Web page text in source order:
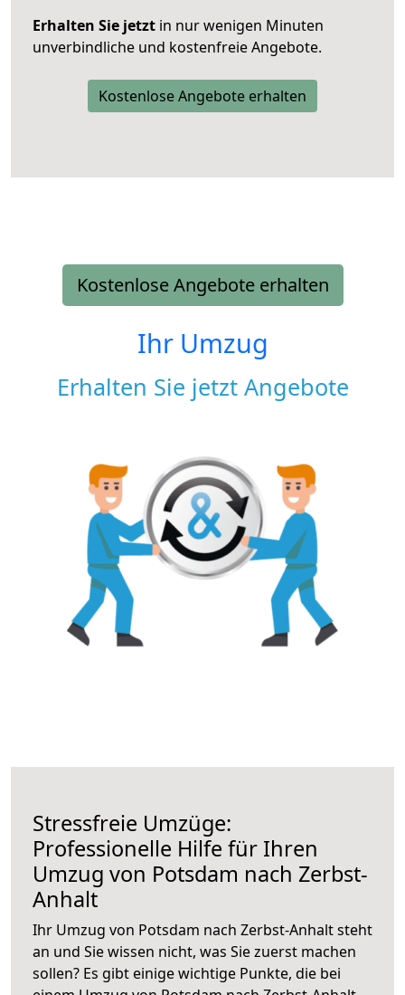
Erhalten Sie jetzt in nur wenigen Minuten
unverbindliche und kostenfreie Angebote.
Kostenlose Angebote erhalten
Kostenlose Angebote erhalten
Ihr Umzug
Erhalten Sie jetzt Angebote
Stressfreie Umzüge:
Professionelle Hilfe für Ihren
Umzug von Potsdam nach Zerbst-
Anhalt
Ihr Umzug von Potsdam nach Zerbst-Anhalt steht
an und Sie wissen nicht, was Sie zuerst machen
sollen? Es gibt einige wichtige Punkte, die bei